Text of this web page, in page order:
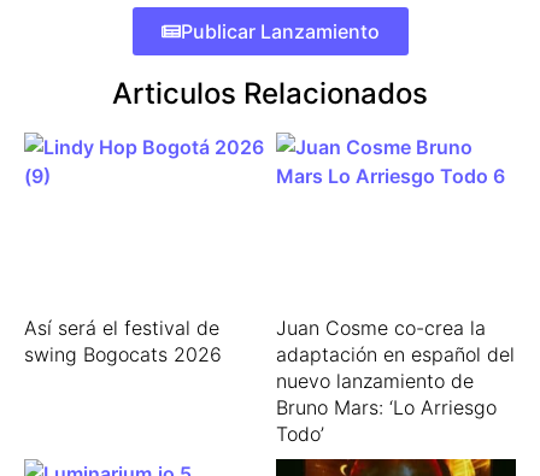
Publicar Lanzamiento
Articulos Relacionados
Así será el festival de
swing Bogocats 2026
Juan Cosme co-crea la
adaptación en español del
nuevo lanzamiento de
Bruno Mars: ‘Lo Arriesgo
Todo’